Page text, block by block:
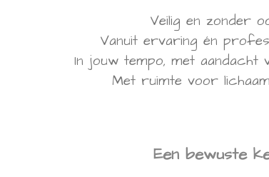
Veilig en zonder
Vanuit ervaring én
In jouw tempo, met aandacht
Met ruimte voor
Een bewuste